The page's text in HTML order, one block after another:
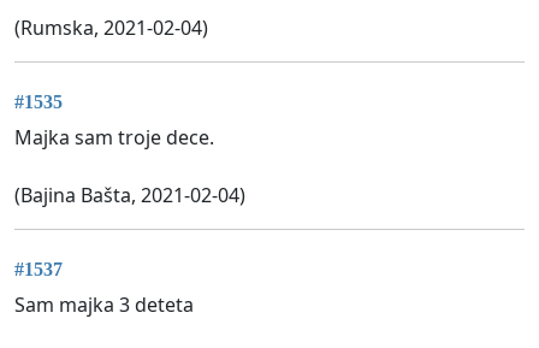
(Rumska, 2021-02-04)
#1535
Majka sam troje dece.
(Bajina Bašta, 2021-02-04)
#1537
Sam majka 3 deteta